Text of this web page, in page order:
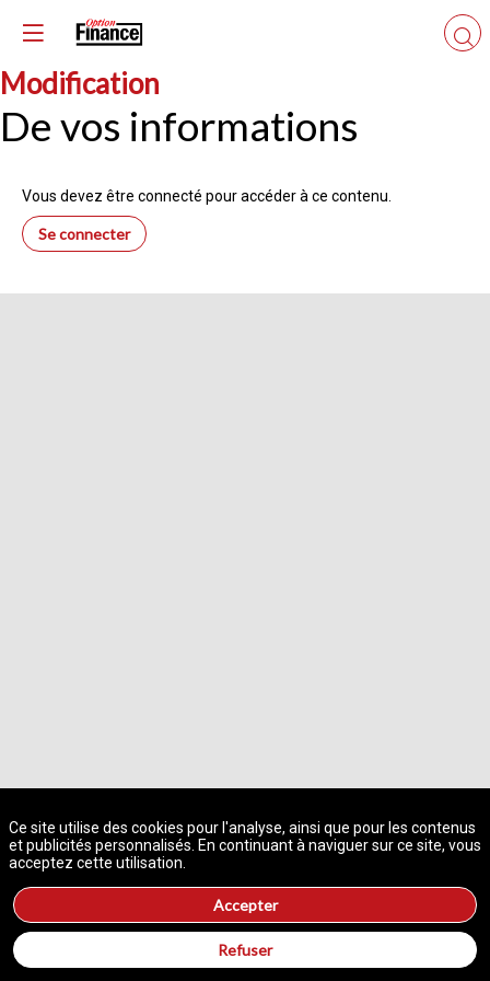
Modification
De vos informations
Vous devez être connecté pour accéder à ce contenu.
Se connecter
Ce site utilise des cookies pour l'analyse, ainsi que pour les contenus
et publicités personnalisés. En continuant à naviguer sur ce site, vous
acceptez cette utilisation.
Accepter
Refuser